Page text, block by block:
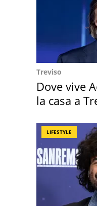
Treviso
Dove vive
la casa a
LIFESTYLE